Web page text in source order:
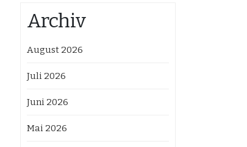
Archiv
August 2026
Juli 2026
Juni 2026
Mai 2026